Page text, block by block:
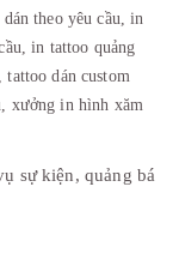
theo yêu cầu,in
in tattoo quảng
tattoo dán custom
xưởng in hình xăm
sự kiện, quảng bá